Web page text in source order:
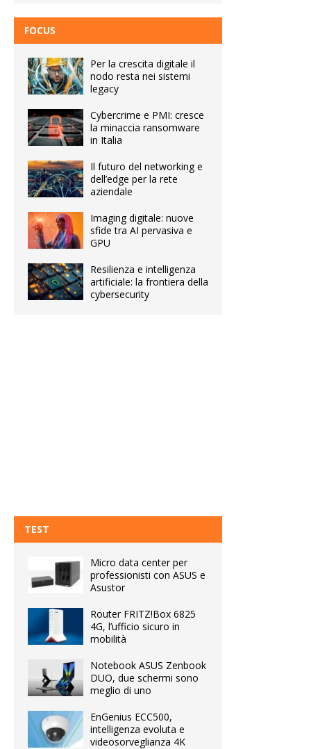
FOCUS
Per la crescita digitale il
nodo resta nei sistemi
legacy
Cybercrime e PMI: cresce
la minaccia ransomware
in Italia
Il futuro del networking e
dell’edge per la rete
aziendale
Imaging digitale: nuove
sfide tra AI pervasiva e
GPU
Resilienza e intelligenza
artificiale: la frontiera della
cybersecurity
TEST
Micro data center per
professionisti con ASUS e
Asustor
Router FRITZ!Box 6825
4G, l’ufficio sicuro in
mobilità
Notebook ASUS Zenbook
DUO, due schermi sono
meglio di uno
EnGenius ECC500,
intelligenza evoluta e
videosorveglianza 4K